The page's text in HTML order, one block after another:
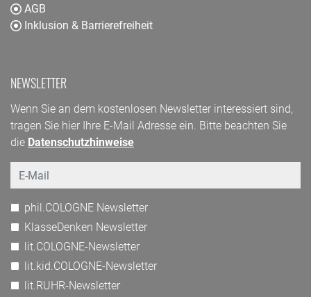
AGB
Inklusion & Barrierefreiheit
NEWSLETTER
Wenn Sie an dem kostenlosen Newsletter interessiert sind,
tragen Sie hier Ihre E-Mail Adresse ein. Bitte beachten Sie
die Datenschutzhinweise
Email
phil.COLOGNE Newsletter
KlasseDenken Newsletter
lit.COLOGNE-Newsletter
lit.kid.COLOGNE-Newsletter
lit.RUHR-Newsletter